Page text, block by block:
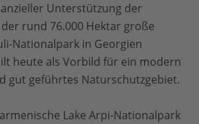
Unterstützung der
rund 76.000 Hektar große
Nationalpark in Georgien
heute als Vorbild für ein modern
gut geführtes Naturschutzgebiet.
Lake Arpi-Nationalpark